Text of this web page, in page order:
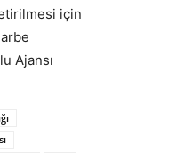
için
Ajansı